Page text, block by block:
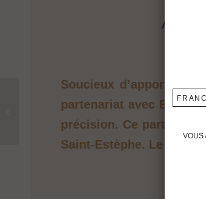
Soucieux d’apporter
partenariat avec
précision. Ce
Saint-Estèphe. Le
MONTROSE ANTICIPE
LES CHANGEMENTS
CLIMATIQUES
VOUS